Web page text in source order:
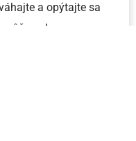
a opýtajte sa